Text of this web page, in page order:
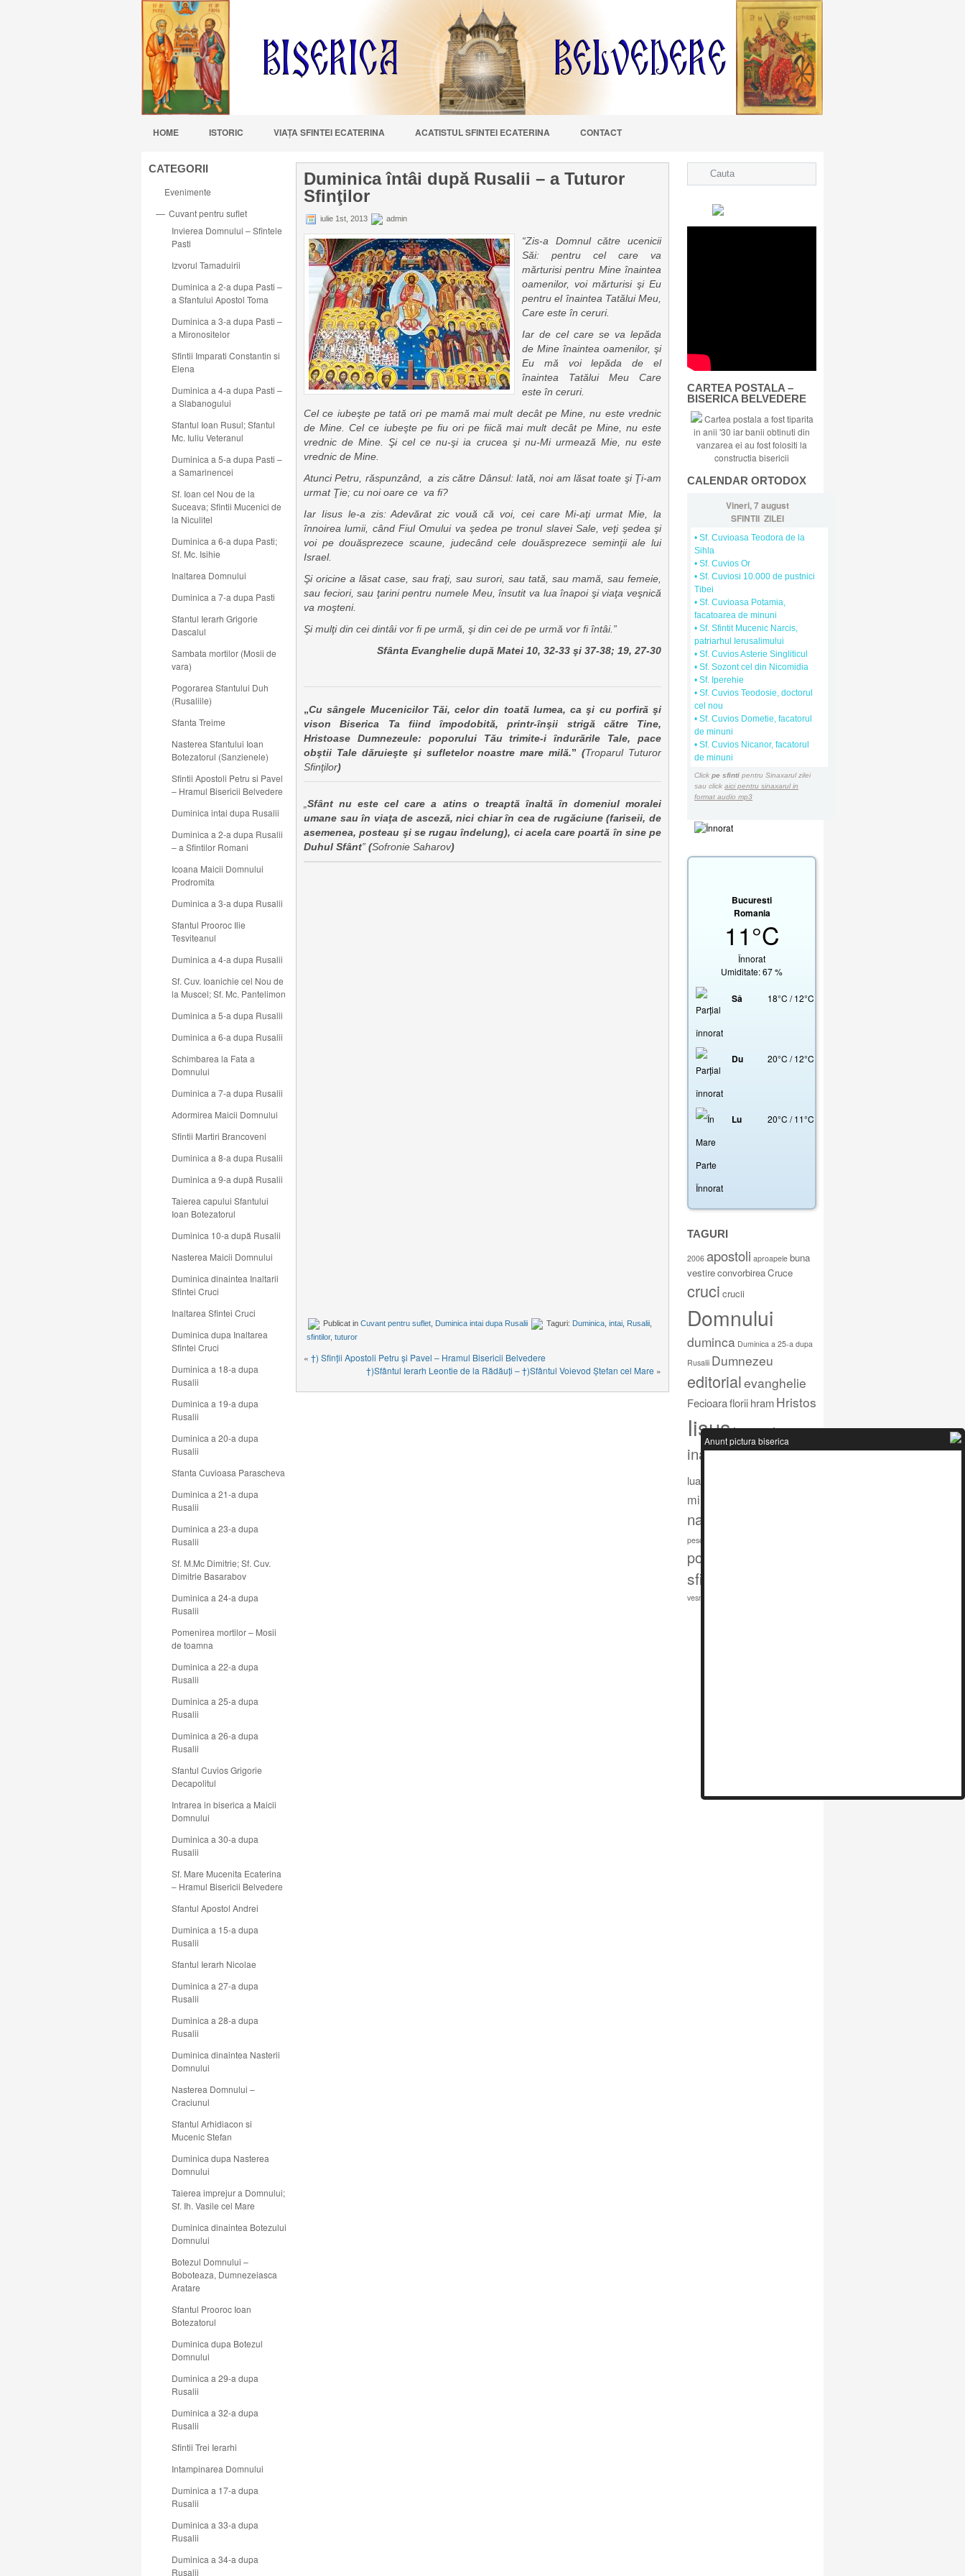
HOME ISTORIC VIAŢA SFINTEI ECATERINA ACATISTUL SFINTEI ECATERINA CONTACT
CATEGORII
Evenimente
— Cuvant pentru suflet
Invierea Domnului – Sfintele
Pasti
Izvorul Tamaduirii
Duminica a 2-a dupa Pasti –
a Sfantului Apostol Toma
Duminica a 3-a dupa Pasti –
a Mironositelor
Sfintii Imparati Constantin si
Elena
Duminica a 4-a dupa Pasti –
a Slabanogului
Sfantul Ioan Rusul; Sfantul
Mc. Iuliu Veteranul
Duminica a 5-a dupa Pasti –
a Samarinencei
Sf. Ioan cel Nou de la
Suceava; Sfintii Mucenici de
la Niculitel
Duminica a 6-a dupa Pasti;
Sf. Mc. Isihie
Inaltarea Domnului
Duminica a 7-a dupa Pasti
Sfantul Ierarh Grigorie
Dascalul
Sambata mortilor (Mosii de
vara)
Pogorarea Sfantului Duh
(Rusaliile)
Sfanta Treime
Nasterea Sfantului Ioan
Botezatorul (Sanzienele)
Sfintii Apostoli Petru si Pavel
– Hramul Bisericii Belvedere
Duminica intai dupa Rusalii
Duminica a 2-a dupa Rusalii
– a Sfintilor Romani
Icoana Maicii Domnului
Prodromita
Duminica a 3-a dupa Rusalii
Sfantul Prooroc Ilie
Tesviteanul
Duminica a 4-a dupa Rusalii
Sf. Cuv. Ioanichie cel Nou de
la Muscel; Sf. Mc. Pantelimon
Duminica a 5-a dupa Rusalii
Duminica a 6-a dupa Rusalii
Schimbarea la Fata a
Domnului
Duminica a 7-a dupa Rusalii
Adormirea Maicii Domnului
Sfintii Martiri Brancoveni
Duminica a 8-a dupa Rusalii
Duminica a 9-a după Rusalii
Taierea capului Sfantului
Ioan Botezatorul
Duminica 10-a după Rusalii
Nasterea Maicii Domnului
Duminica dinaintea Inaltarii
Sfintei Cruci
Inaltarea Sfintei Cruci
Duminica dupa Inaltarea
Sfintei Cruci
Duminica a 18-a dupa
Rusalii
Duminica a 19-a dupa
Rusalii
Duminica a 20-a dupa
Rusalii
Sfanta Cuvioasa Parascheva
Duminica a 21-a dupa
Rusalii
Duminica a 23-a dupa
Rusalii
Sf. M.Mc Dimitrie; Sf. Cuv.
Dimitrie Basarabov
Duminica a 24-a dupa
Rusalii
Pomenirea mortilor – Mosii
de toamna
Duminica a 22-a dupa
Rusalii
Duminica a 25-a dupa
Rusalii
Duminica a 26-a dupa
Rusalii
Sfantul Cuvios Grigorie
Decapolitul
Intrarea in biserica a Maicii
Domnului
Duminica a 30-a dupa
Rusalii
Sf. Mare Mucenita Ecaterina
– Hramul Bisericii Belvedere
Sfantul Apostol Andrei
Duminica a 15-a dupa
Rusalii
Sfantul Ierarh Nicolae
Duminica a 27-a dupa
Rusalii
Duminica a 28-a dupa
Rusalii
Duminica dinaintea Nasterii
Domnului
Nasterea Domnului –
Craciunul
Sfantul Arhidiacon si
Mucenic Stefan
Duminica dupa Nasterea
Domnului
Taierea imprejur a Domnului;
Sf. Ih. Vasile cel Mare
Duminica dinaintea Botezului
Domnului
Botezul Domnului –
Boboteaza, Dumnezeiasca
Aratare
Sfantul Prooroc Ioan
Botezatorul
Duminica dupa Botezul
Domnului
Duminica a 29-a dupa
Rusalii
Duminica a 32-a dupa
Rusalii
Sfintii Trei Ierarhi
Intampinarea Domnului
Duminica a 17-a dupa
Rusalii
Duminica a 33-a dupa
Rusalii
Duminica a 34-a dupa
Rusalii
Duminica întâi după Rusalii – a Tuturor
Sfinţilor
iulie 1st, 2013 admin
“Zis-a Domnul către ucenicii
Săi: pentru cel care va
mărturisi pentru Mine înaintea
oamenilor, voi mărturisi şi Eu
pentru el înaintea Tatălui Meu,
Care este în ceruri.
Iar de cel care se va lepăda
de Mine înaintea oamenilor, şi
Eu mă voi lepăda de el
înaintea Tatălui Meu Care
este în ceruri.
Cel ce iubeşte pe tată ori pe mamă mai mult decât pe Mine, nu este vrednic
de Mine. Cel ce iubeşte pe fiu ori pe fiică mai mult decât pe Mine, nu este
vrednic de Mine. Şi cel ce nu-şi ia crucea şi nu-Mi urmează Mie, nu este
vrednic de Mine.
Atunci Petru, răspunzând, a zis către Dânsul: Iată, noi am lăsat toate şi Ţi-am
urmat Ţie; cu noi oare ce va fi?
Iar Iisus le-a zis: Adevărat zic vouă că voi, cei care Mi-aţi urmat Mie, la
înnoirea lumii, când Fiul Omului va şedea pe tronul slavei Sale, veţi şedea şi
voi pe douăsprezece scaune, judecând cele douăsprezece seminţii ale lui
Israel.
Şi oricine a lăsat case, sau fraţi, sau surori, sau tată, sau mamă, sau femeie,
sau feciori, sau ţarini pentru numele Meu, însutit va lua înapoi şi viaţa veşnică
va moşteni.
Şi mulţi din cei dintâi vor fi pe urmă, şi din cei de pe urmă vor fi întâi.”
Sfânta Evanghelie după Matei 10, 32-33 şi 37-38; 19, 27-30
„Cu sângele Mucenicilor Tăi, celor din toată lumea, ca şi cu porfiră şi
vison Biserica Ta fiind împodobită, printr-înşii strigă către Tine,
Hristoase Dumnezeule: poporului Tău trimite-i îndurările Tale, pace
obştii Tale dăruieşte şi sufletelor noastre mare milă.” (Troparul Tuturor
Sfinţilor)
„Sfânt nu este cel care a atins o treaptă înaltă în domeniul moralei
umane sau în viaţa de asceză, nici chiar în cea de rugăciune (fariseii, de
asemenea, posteau şi se rugau îndelung), ci acela care poartă în sine pe
Duhul Sfânt” (Sofronie Saharov)
Publicat in Cuvant pentru suflet Duminica intai dupa Rusalii Taguri: Duminica intai Rusalii
sfintilor, tuturor
« †) Sfinţii Apostoli Petru şi Pavel – Hramul Bisericii Belvedere
†)Sfântul Ierarh Leontie de la Rădăuţi – †)Sfântul Voievod Ştefan cel Mare »
CARTEA POSTALA –
BISERICA BELVEDERE
Cartea postala a fost tiparita
in anii '30 iar banii obtinuti din
vanzarea ei au fost folositi la
constructia bisericii
CALENDAR ORTODOX
Vineri, 7 august
SFINTII ZILEI
• Sf. Cuvioasa Teodora de la
Sihla
• Sf. Cuvios Or
• Sf. Cuviosi 10.000 de pustnici
Tibei
• Sf. Cuvioasa Potamia,
facatoarea de minuni
• Sf. Sfintit Mucenic Narcis,
patriarhul Ierusalimului
• Sf. Cuvios Asterie Singliticul
• Sf. Sozont cel din Nicomidia
• Sf. Iperehie
• Sf. Cuvios Teodosie, doctorul
cel nou
• Sf. Cuvios Dometie, facatorul
de minuni
• Sf. Cuvios Nicanor, facatorul
de minuni
Click pe sfinti pentru Sinaxarul zilei
sau click aici pentru sinaxarul in
format audio mp3
Bucuresti
Romania
11°C
Înnorat
Umiditate: 67 %
Sâ 18°C / 12°C
Du 20°C / 12°C
Lu 20°C / 11°C
TAGURI
2006 apostoli aproapele buna
vestireconvorbireaCruce
cruci crucii
Domnului
duminca Duminica a 25-a dupa
Rusalii Dumnezeu
editorialevanghelie
FecioarafloriihramHristos
Iisusimparatia
inaltarea
luarea
minunata
nasterea
pescari
post
sfintei
vesnica
Anunt pictura biserica